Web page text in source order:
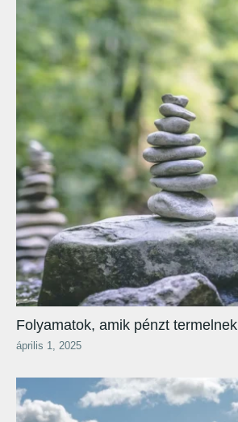
Folyamatok, amik pénzt termelnek
április 1, 2025